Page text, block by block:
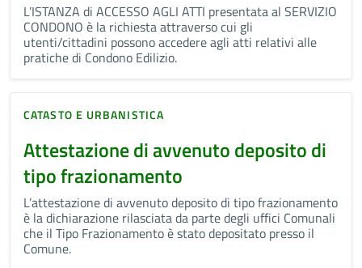
L’ISTANZA di ACCESSO AGLI ATTI presentata al SERVIZIO
CONDONO è la richiesta attraverso cui gli
utenti/cittadini possono accedere agli atti relativi alle
pratiche di Condono Edilizio.
CATASTO E URBANISTICA
Attestazione di avvenuto deposito di
tipo frazionamento
L’attestazione di avvenuto deposito di tipo frazionamento
è la dichiarazione rilasciata da parte degli uffici Comunali
che il Tipo Frazionamento è stato depositato presso il
Comune.